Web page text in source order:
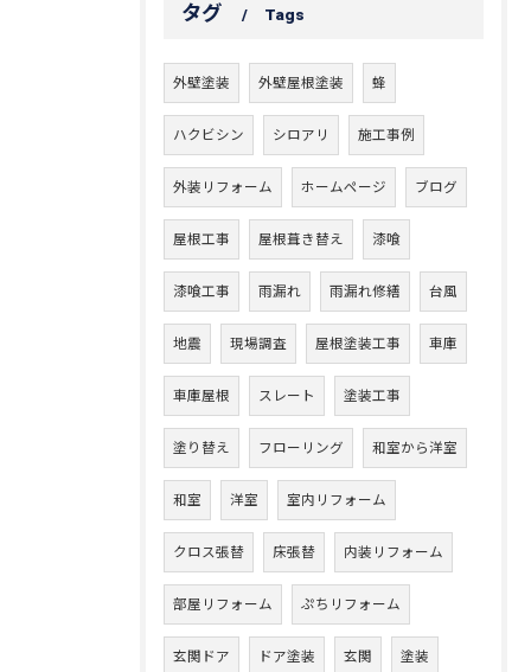
タグ Tags
外壁塗装 外壁屋根塗装 蜂
ハクビシン シロアリ 施工事例
外装リフォーム ホームページ ブログ
屋根工事 屋根葺き替え 漆喰
漆喰工事 雨漏れ 雨漏れ修繕 台風
地震 現場調査 屋根塗装工事 車庫
車庫屋根 スレート 塗装工事
塗り替え フローリング 和室から洋室
和室 洋室 室内リフォーム
クロス張替 床張替 内装リフォーム
部屋リフォーム ぷちリフォーム
玄関ドア ドア塗装 玄関 塗装